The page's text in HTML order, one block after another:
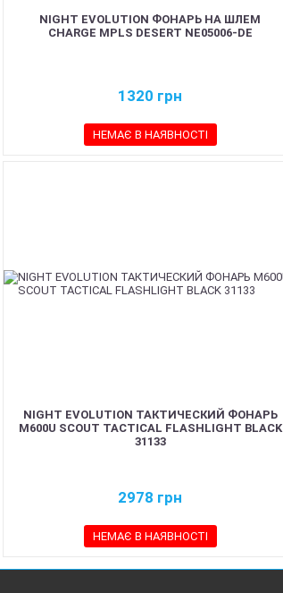
NIGHT EVOLUTION ФОНАРЬ НА ШЛЕМ
CHARGE MPLS DESERT NE05006-DE
1320 грн
НЕМАЄ В НАЯВНОСТІ
NIGHT EVOLUTION ТАКТИЧЕСКИЙ ФОНАРЬ
M600U SCOUT TACTICAL FLASHLIGHT BLACK
31133
2978 грн
НЕМАЄ В НАЯВНОСТІ